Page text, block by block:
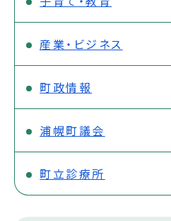
産業・ビジネス
町政情報
浦幌町議会
町立診療所